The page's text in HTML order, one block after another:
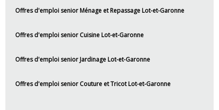
Offres d'emploi senior Ménage et Repassage Lot-et-Garonne
Offres d'emploi senior Cuisine Lot-et-Garonne
Offres d'emploi senior Jardinage Lot-et-Garonne
Offres d'emploi senior Couture et Tricot Lot-et-Garonne